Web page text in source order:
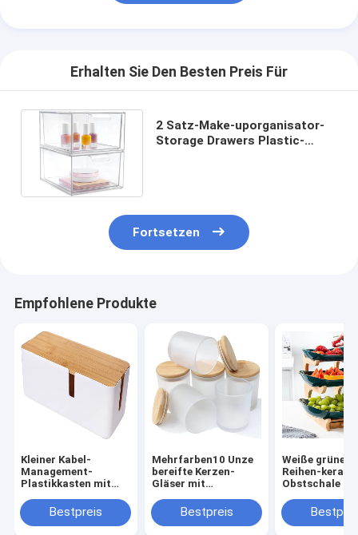
Erhalten Sie Den Besten Preis Für
2 Satz-Make-uporganisator-
Storage Drawers Plastic-
Fortsetzen
Empfohlene Produkte
Kleiner Kabel-
Management-
Plastikkasten mit
Bestpreis
Mehrfarben10 Unze
bereifte Kerzen-
Gläser mit
HaushaltBestpreis
Weiße grüne 2
Reihen-
Obstschale
Bambusstand